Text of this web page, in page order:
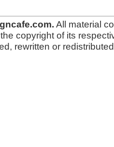
All material
copyright of its
rewritten or